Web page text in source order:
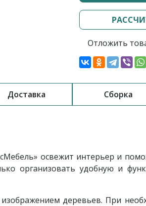
Отложить
Доставка Сборка
освежит интерьер и
организовать удобную и
деревьев. При